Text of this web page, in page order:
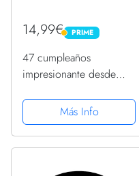
14,99€ PRIME
PRIME
47 cumpleaños
impresionante desde
años PopSockets
PopGrip Intercambiable
Más Info